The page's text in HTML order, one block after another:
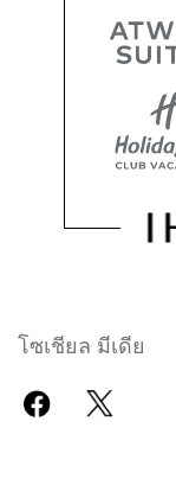
โซเชียล มีเดีย